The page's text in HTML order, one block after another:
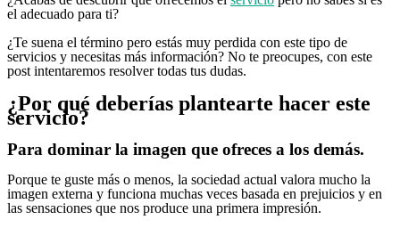
el adecuado para ti?
¿Te suena el término pero estás muy perdida con este tipo de
servicios y necesitas más información? No te preocupes, con este
post intentaremos resolver todas tus dudas.
¿Por qué deberías plantearte hacer este
servicio?
Para dominar la imagen que ofreces a los demás.
Porque te guste más o menos, la sociedad actual valora mucho la
imagen externa y funciona muchas veces basada en prejuicios y en
las sensaciones que nos produce una primera impresión.